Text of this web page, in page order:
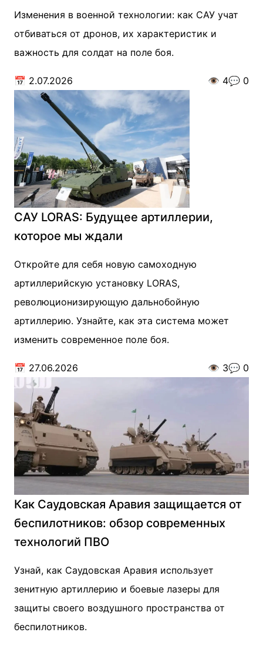
Изменения в военной технологии: как САУ учат
отбиваться от дронов, их характеристик и
важность для солдат на поле боя.
📅 2.07.2026 👁️ 4💬 0
САУ LORAS: Будущее артиллерии,
которое мы ждали
Откройте для себя новую самоходную
артиллерийскую установку LORAS,
революционизирующую дальнобойную
артиллерию. Узнайте, как эта система может
изменить современное поле боя.
📅 27.06.2026 👁️ 3💬 0
Как Саудовская Аравия защищается от
беспилотников: обзор современных
технологий ПВО
Узнай, как Саудовская Аравия использует
зенитную артиллерию и боевые лазеры для
защиты своего воздушного пространства от
беспилотников.